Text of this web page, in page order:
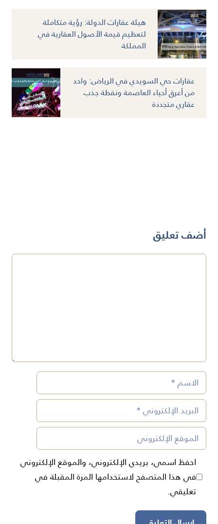
هيئة عقارات الدولة: رؤية متكاملة
لتعظيم قيمة الأصول العقارية في
المملكة
عقارات حي السويدي في الرياض: واحد
من أعرق أحياء العاصمة ونقطة جذب
عقاري متجددة
أضف تعليق
تعليق
الاسم
البريد
الإلكتروني
الموقع
الإلكتروني
احفظ اسمي، بريدي الإلكتروني، والموقع الإلكتروني
في هذا المتصفح لاستخدامها المرة المقبلة في
تعليقي.